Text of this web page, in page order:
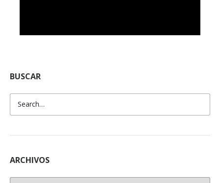
BUSCAR
ARCHIVOS